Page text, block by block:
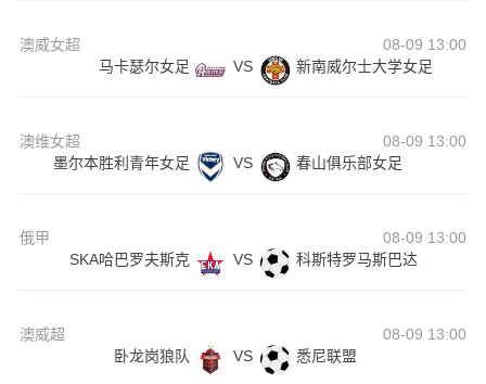
澳威女超
08-09 13:00
马卡瑟尔女足
VS 新南威尔士大学女足
澳维女超
08-09 13:00
墨尔本胜利青年女足
VS 春山俱乐部女足
俄甲
08-09 13:00
SKA哈巴罗夫斯克
VS 科斯特罗马斯巴达
澳威超
08-09 13:00
卧龙岗狼队
VS 悉尼联盟